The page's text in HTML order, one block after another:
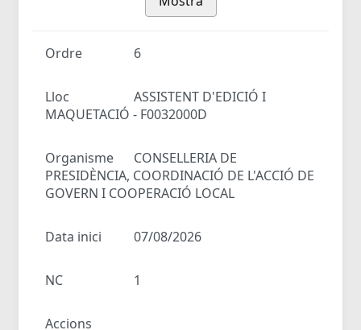
Ordre 6
Lloc
ASSISTENT D'EDICIÓ I
MAQUETACIÓ - F0032000D
Organisme
CONSELLERIA DE
PRESIDÈNCIA, COORDINACIÓ DE L'ACCIÓ DE
GOVERN I COOPERACIÓ LOCAL
Data inici 07/08/2026
NC 1
Accions